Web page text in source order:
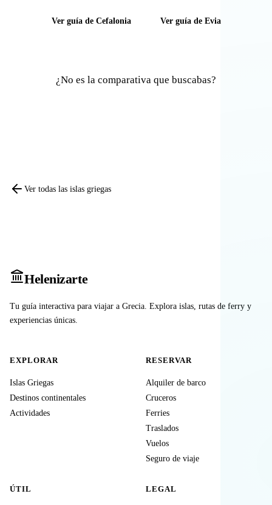
Ver guía de Cefalonia Ver guía de Evia
¿No es la comparativa que buscabas?
Ver todas las islas griegas
Helenizarte
Tu guía interactiva para viajar a Grecia. Explora islas, rutas de ferry y
experiencias únicas.
EXPLORAR
Islas Griegas
Destinos continentales
Actividades
RESERVAR
Alquiler de barco
Cruceros
Ferries
Traslados
Vuelos
Seguro de viaje
ÚTIL LEGAL